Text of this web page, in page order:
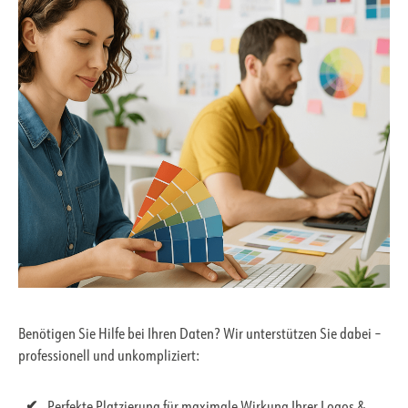
Benötigen Sie Hilfe bei Ihren Daten? Wir unterstützen Sie dabei –
professionell und unkompliziert: